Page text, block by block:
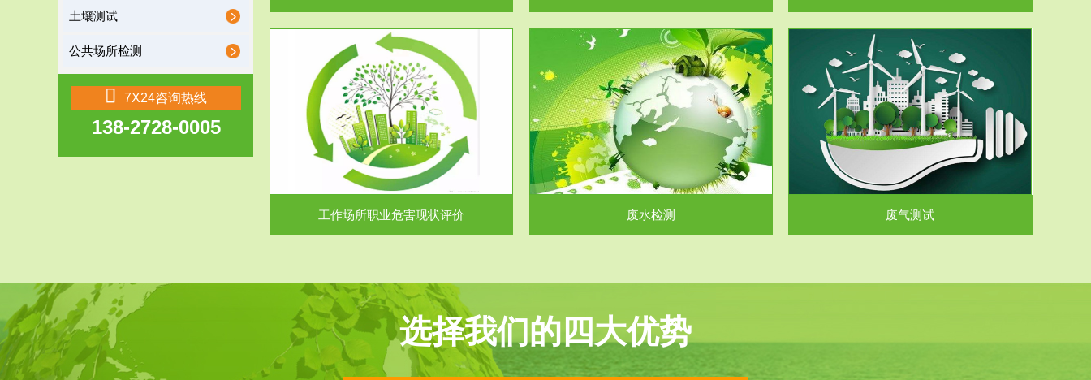
土壤测试
公共场所检测
7X24咨询热线
138-2728-0005
服务范围
工作场所职业危害现状评价
工作场所职业危害现状评价
服务范围
废水检测
废水污水检测主要是对企业工厂在生产工艺过程
中排出的废水、污水...
废水检测
服务范围
废气测试
检测范围工业废气检测包括有机废气和无机废
气。有机废气主要包括...
废气测试
选择我们的四大优势